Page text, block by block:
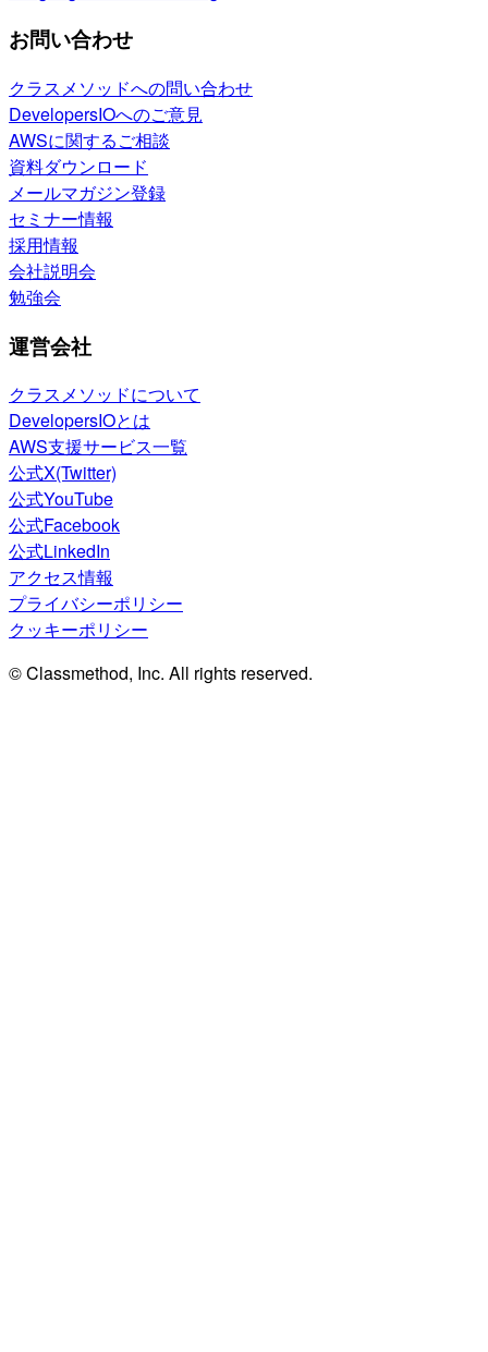
お問い合わせ
クラスメソッドへの問い合わせ
DevelopersIOへのご意見
AWSに関するご相談
資料ダウンロード
メールマガジン登録
セミナー情報
採用情報
会社説明会
勉強会
運営会社
クラスメソッドについて
DevelopersIOとは
AWS支援サービス一覧
公式X(Twitter)
公式YouTube
公式Facebook
公式LinkedIn
アクセス情報
プライバシーポリシー
クッキーポリシー
© Classmethod, Inc. All rights reserved.